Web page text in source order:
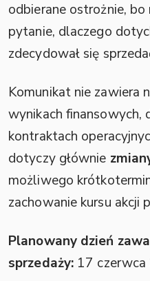
odbierane ostrożnie,
pytanie, dlaczego
zdecydował się
Komunikat nie zawiera
wynikach finansowych,
kontraktach
dotyczy głównie
możliwego
zachowanie kursu akcji
Planowany dzień
sprzedaży: 17